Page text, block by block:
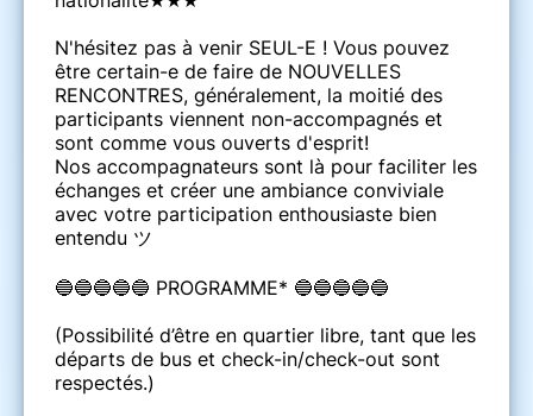
N'hésitez pas à venir SEUL-E ! Vous pouvez
être certain-e de faire de NOUVELLES
RENCONTRES, généralement, la moitié des
participants viennent non-accompagnés et
sont comme vous ouverts d'esprit!
Nos accompagnateurs sont là pour faciliter les
échanges et créer une ambiance conviviale
avec votre participation enthousiaste bien
entendu ツ
🔵🔵🔵🔵🔵 PROGRAMME* 🔵🔵🔵🔵🔵
(Possibilité d’être en quartier libre, tant que les
départs de bus et check-in/check-out sont
respectés.)